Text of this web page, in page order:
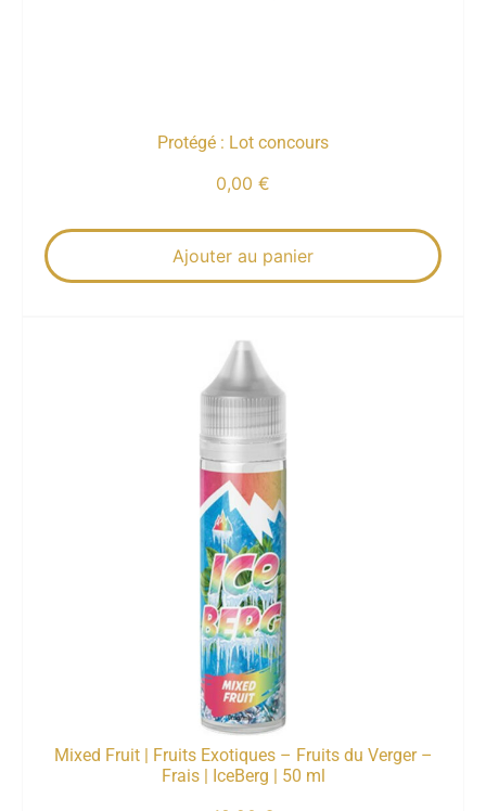
Protégé : Lot concours
0,00 €
Ajouter au panier
Mixed Fruit | Fruits Exotiques – Fruits du Verger –
Frais | IceBerg | 50 ml